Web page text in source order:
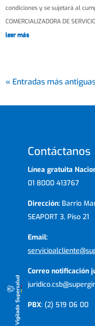
condiciones y se sujetará al
COMERCIALIZADORA DE
leer más
« Entradas más
Contáctanos
Línea gratuita
01 8000 413767
Dirección: Barrio
SEAPORT 3, Piso 21
Email:
Correo notificación
PBX: (2) 519 06 00